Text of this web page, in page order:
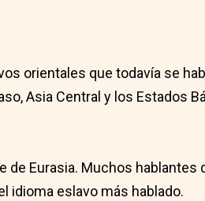
orientales que todavía se
Asia Central y los Estados
de Eurasia. Muchos hablantes
idioma eslavo más hablado.